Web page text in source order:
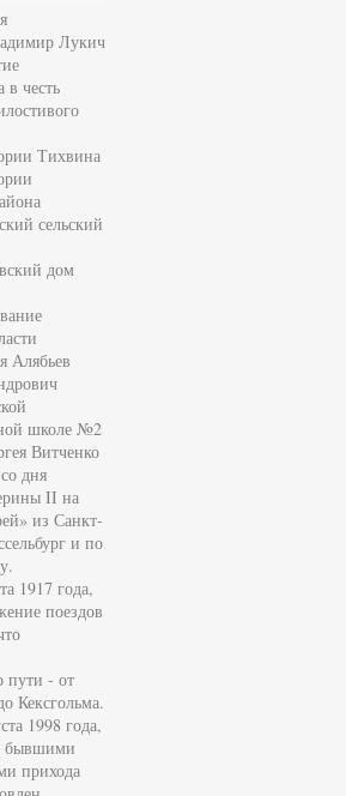
Лукич
в честь
Тихвина
сельский
дом
Алябьев
школе №2
Витченко
дня
II на
из Санкт-
и по
1917 года,
поездов
пути - от
Кексгольма.
1998 года,
бывшими
прихода